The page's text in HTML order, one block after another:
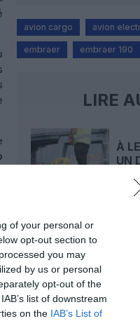
of your personal or
opt-out section to
you may
by us or personal
opt-out of the
list of downstream
on the IAB’s List of
avion cargo avion
embraer embraer 190
LIRE
À
UN
ET
19